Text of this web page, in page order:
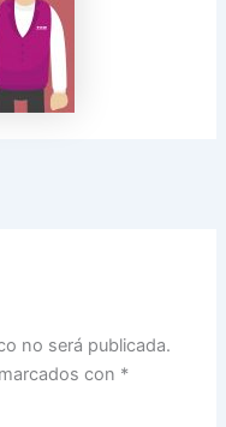
no será publicada.
con *